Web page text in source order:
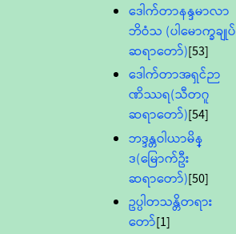
ဒေါက်တာနန္ဒမာလာ
ဘိဝံသ (ပါမောက္ခချုပ်
ဆရာတော်)[53]
ဒေါက်တာအရှင်ဉာ
ဏိဿရ(သီတဂူ
ဆရာတော်)[54]
ဘဒ္ဒန္တဝါယာမိန္
ဒ(မြောက်ဦး
ဆရာတော်)[50]
ဥပ္ပါတသန္တိတရား
တော်[1]